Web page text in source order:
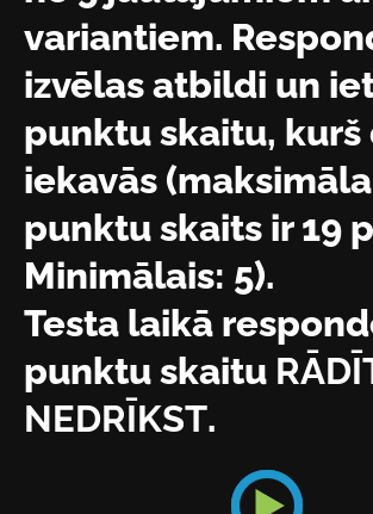
variantiem.
izvēlas atbildi un
punktu skaitu, kurš
iekavās
punktu skaits ir 19
Testa laikā
punktu skaitu
NEDRĪKST.